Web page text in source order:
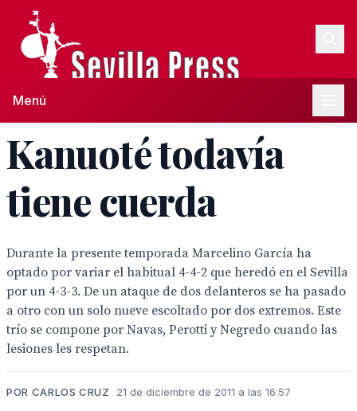
Menú
Kanuoté todavía
tiene cuerda
Durante la presente temporada Marcelino García ha
optado por variar el habitual 4-4-2 que heredó en el Sevilla
por un 4-3-3. De un ataque de dos delanteros se ha pasado
a otro con un solo nueve escoltado por dos extremos. Este
trío se compone por Navas, Perotti y Negredo cuando las
lesiones les respetan.
POR CARLOS CRUZ 21 de diciembre de 2011 a las 16:57